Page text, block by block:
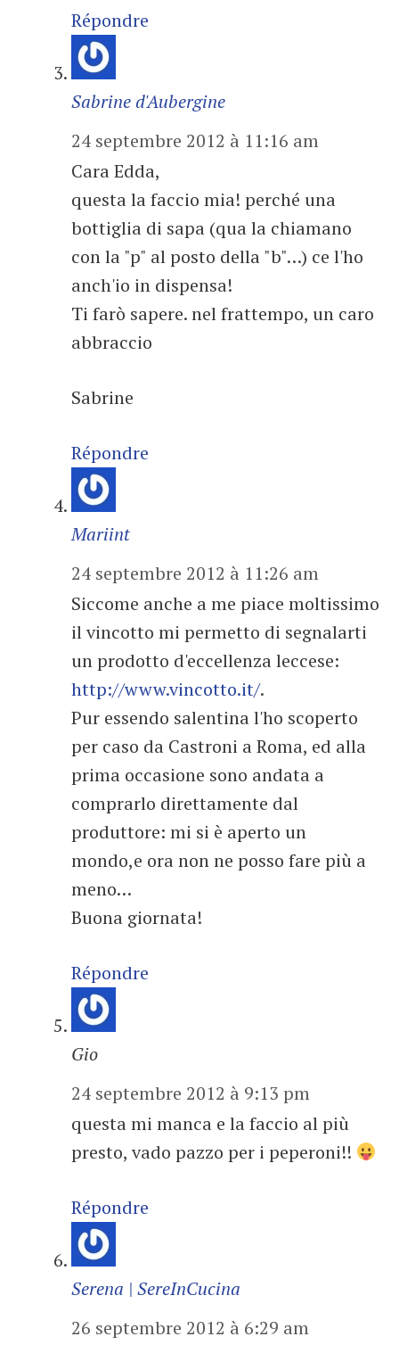
Répondre
Sabrine d'Aubergine
24 septembre 2012 à 11:16 am
Cara Edda,
questa la faccio mia! perché una
bottiglia di sapa (qua la chiamano
con la "p" al posto della "b"…) ce l'ho
anch'io in dispensa!
Ti farò sapere. nel frattempo, un caro
abbraccio
Sabrine
Répondre
Mariint
24 septembre 2012 à 11:26 am
Siccome anche a me piace moltissimo
il vincotto mi permetto di segnalarti
un prodotto d'eccellenza leccese:
http://www.vincotto.it/.
Pur essendo salentina l'ho scoperto
per caso da Castroni a Roma, ed alla
prima occasione sono andata a
comprarlo direttamente dal
produttore: mi si è aperto un
mondo,e ora non ne posso fare più a
meno…
Buona giornata!
Répondre
Gio
24 septembre 2012 à 9:13 pm
questa mi manca e la faccio al più
presto, vado pazzo per i peperoni!!
Répondre
Serena | SereInCucina
26 septembre 2012 à 6:29 am